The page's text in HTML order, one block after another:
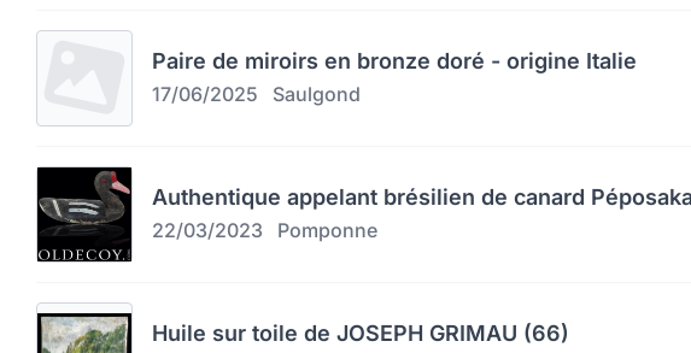
Paire de miroirs en bronze doré - origine Italie
17/06/2025 Saulgond
Authentique appelant brésilien de canard
22/03/2023 Pomponne
Huile sur toile de JOSEPH GRIMAU (66)